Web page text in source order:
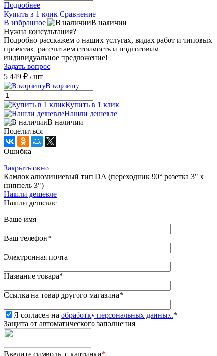
Подробнее
Купить в 1 клик Сравнение
В избранное
В наличии
Нужна консультация?
Подробно расскажем о наших услугах, видах работ и типовых
проектах, рассчитаем стоимость и подготовим
индивидуальное предложение!
Задать вопрос
5 449 ₽ / шт
В корзину
Купить в 1 клик
Нашли дешевле
В наличии
Поделиться
Ошибка
Закрыть окно
Камлок алюминиевый тип DА (переходник 90° розетка 3" х
ниппель 3")
Нашли дешевле
Нашли дешевле
Ваше имя
Ваш телефон*
Электронная почта
Название товара*
Ссылка на товар другого магазина*
Я согласен на обработку персональных данных.*
Защита от автоматического заполнения
Введите символы с картинки*